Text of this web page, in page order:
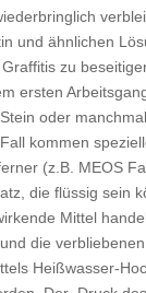
und ähnlichen
zu
ersten
oder
kommen
(z.B. MEOS
die flüssig sein
Mittel
die
Heißwasser-